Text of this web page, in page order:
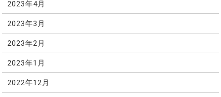
2023年4月
2023年3月
2023年2月
2023年1月
2022年12月